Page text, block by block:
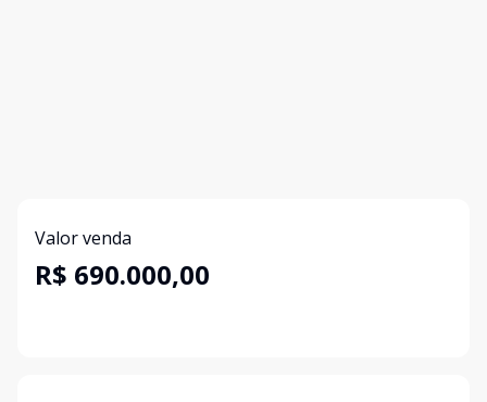
Valor venda
R$ 690.000,00